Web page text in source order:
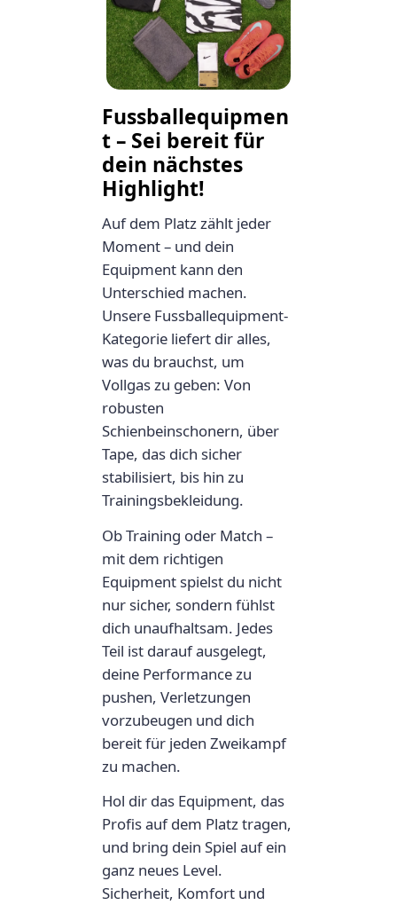
Fussballequipmen
t – Sei bereit für
dein nächstes
Highlight!
Auf dem Platz zählt jeder
Moment – und dein
Equipment kann den
Unterschied machen.
Unsere Fussballequipment-
Kategorie liefert dir alles,
was du brauchst, um
Vollgas zu geben: Von
robusten
Schienbeinschonern, über
Tape, das dich sicher
stabilisiert, bis hin zu
Trainingsbekleidung.
Ob Training oder Match –
mit dem richtigen
Equipment spielst du nicht
nur sicher, sondern fühlst
dich unaufhaltsam. Jedes
Teil ist darauf ausgelegt,
deine Performance zu
pushen, Verletzungen
vorzubeugen und dich
bereit für jeden Zweikampf
zu machen.
Hol dir das Equipment, das
Profis auf dem Platz tragen,
und bring dein Spiel auf ein
ganz neues Level.
Sicherheit, Komfort und